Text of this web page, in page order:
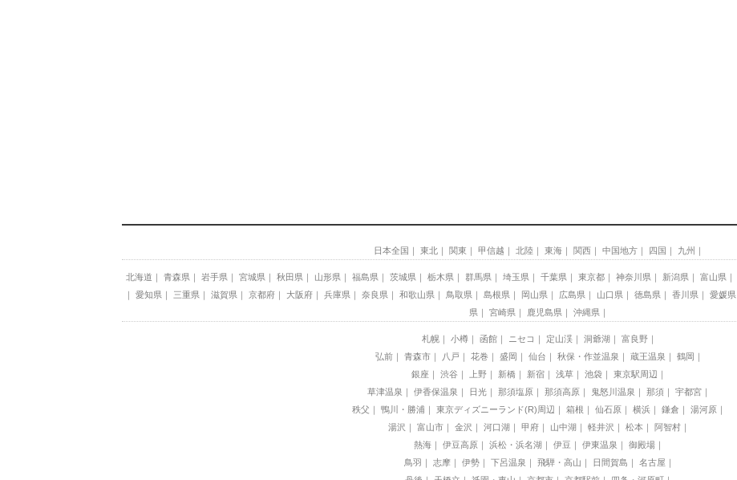
日本全国 東北 関東 甲信越 北陸 東海 関西 中国地方 四国 九州
北海道 青森県 岩手県 宮城県 秋田県 山形県 福島県 茨城県 栃木県 群馬県 埼玉県 千葉県 東京都 神奈川県 新潟県 富山県
愛知県
三重県 滋賀県 京都府 大阪府 兵庫県 奈良県 和歌山県 鳥取県 島根県 岡山県 広島県 山口県 徳島県 香川県 愛媛県
県
宮崎県 鹿児島県 沖縄県
札幌 小樽 函館 ニセコ 定山渓 洞爺湖
富良野
弘前
青森市 八戸 花巻 盛岡 仙台 秋保・作並温泉 蔵王温泉
鶴岡
銀座
渋谷 上野 新橋 新宿 浅草 池袋
東京駅周辺
草津温泉
伊香保温泉 日光 那須塩原 那須高原 鬼怒川温泉 那須
宇都宮
秩父
鴨川・勝浦 東京ディズニーランド(R)周辺 箱根 仙石原 横浜 鎌倉
湯河原
湯沢
富山市 金沢 河口湖 甲府 山中湖 軽井沢 松本
阿智村
熱海
伊豆高原 浜松・浜名湖 伊豆 伊東温泉
御殿場
鳥羽
志摩 伊勢 下呂温泉 飛騨・高山 日間賀島
名古屋